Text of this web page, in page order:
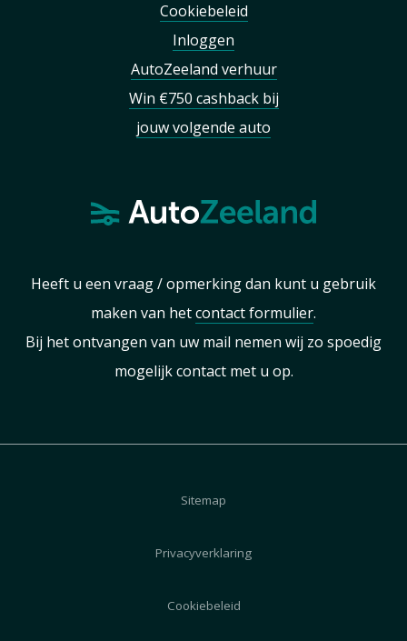
Cookiebeleid
Inloggen
AutoZeeland verhuur
Win €750 cashback bij
jouw volgende auto
Heeft u een vraag / opmerking dan kunt u gebruik
maken van hetcontact formulier.
Bij het ontvangen van uw mail nemen wij zo spoedig
mogelijk contact met u op.
Sitemap
Privacyverklaring
Cookiebeleid